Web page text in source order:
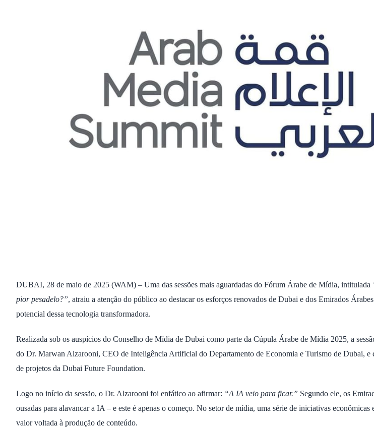
DUBAI, 28 de maio de 2025 (WAM) – Uma das sessões mais aguardadas do Fórum Árabe de Mídia, intitulada
pior pesadelo?”, atraiu a atenção do público ao destacar os esforços renovados de Dubai e dos Emirados
potencial dessa tecnologia transformadora.
Realizada sob os auspícios do Conselho de Mídia de Dubai como parte da Cúpula Árabe de Mídia 2025, a
do Dr. Marwan Alzarooni, CEO de Inteligência Artificial do Departamento de Economia e Turismo de Dubai,
de projetos da Dubai Future Foundation.
Logo no início da sessão, o Dr. Alzarooni foi enfático ao afirmar: “A IA veio para ficar.” Segundo ele, os
ousadas para alavancar a IA – e este é apenas o começo. No setor de mídia, uma série de iniciativas econômicas
valor voltada à produção de conteúdo.